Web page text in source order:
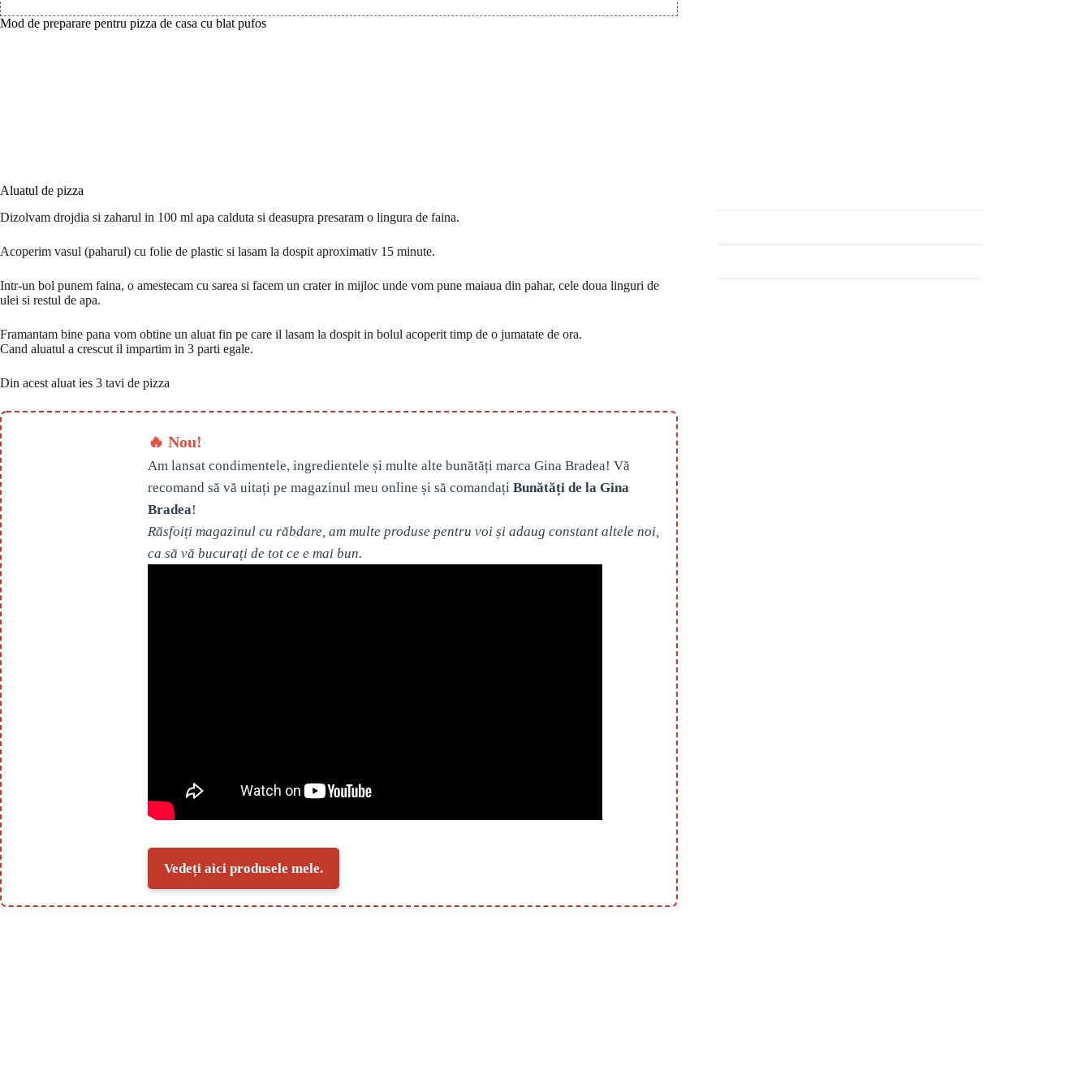
Mod de preparare pentru pizza de casa cu blat pufos
Aluatul de pizza
Dizolvam drojdia si zaharul in 100 ml apa calduta si deasupra presaram o lingura de faina.
Acoperim vasul (paharul) cu folie de plastic si lasam la dospit aproximativ 15 minute.
Intr-un bol punem faina, o amestecam cu sarea si facem un crater in mijloc unde vom pune maiaua din pahar, cele doua linguri de
ulei si restul de apa.
Framantam bine pana vom obtine un aluat fin pe care il lasam la dospit in bolul acoperit timp de o jumatate de ora.
Cand aluatul a crescut il impartim in 3 parti egale.
Din acest aluat ies 3 tavi de pizza
🔥 Nou!
Am lansat condimentele, ingredientele și multe alte bunătăți marca Gina Bradea! Vă
recomand să vă uitați pe magazinul meu online și să comandați Bunătăți de la Gina
Bradea!
Răsfoiți magazinul cu răbdare, am multe produse pentru voi și adaug constant altele noi,
ca să vă bucurați de tot ce e mai bun.
Vedeți aici produsele mele.